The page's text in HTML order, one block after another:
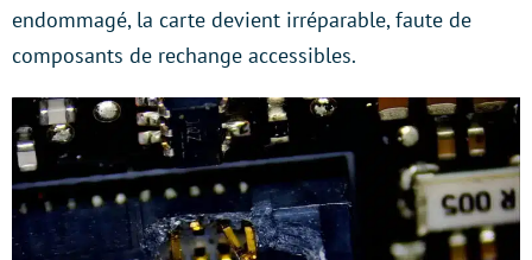
endommagé, la carte devient irréparable, faute de
composants de rechange accessibles.